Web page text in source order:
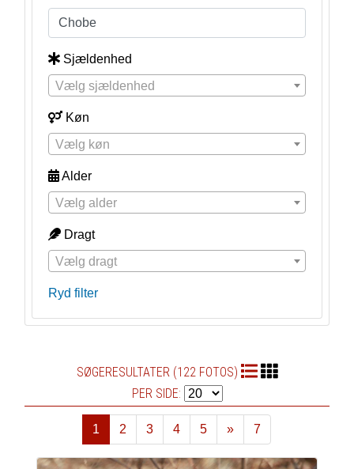
Sjældenhed
Vælg sjældenhed
Køn
Vælg køn
Alder
Vælg alder
Dragt
Vælg dragt
Ryd filter
SØGERESULTATER (122 FOTOS)
PER SIDE:
1 2 3 4 5
»
Næste
7